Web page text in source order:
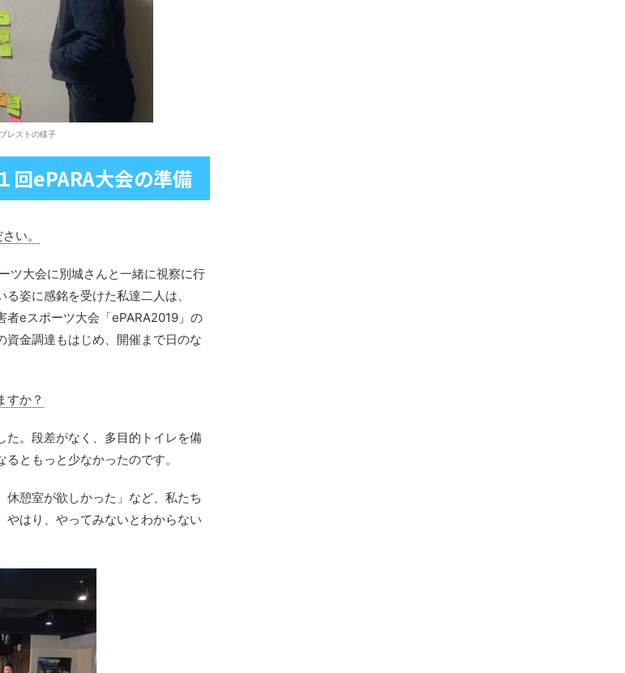
レストの様子
回ePARA大会の準備
い。
ツ大会に別城さんと一緒に視察に行
姿に感銘を受けた私達二人は、
者eスポーツ大会「ePARA2019」の
金調達もはじめ、開催まで日のな
すか？
た。段差がなく、多目的トイレを備
ともっと少なかったのです。
休憩室が欲しかった」など、私たち
はり、やってみないとわからない